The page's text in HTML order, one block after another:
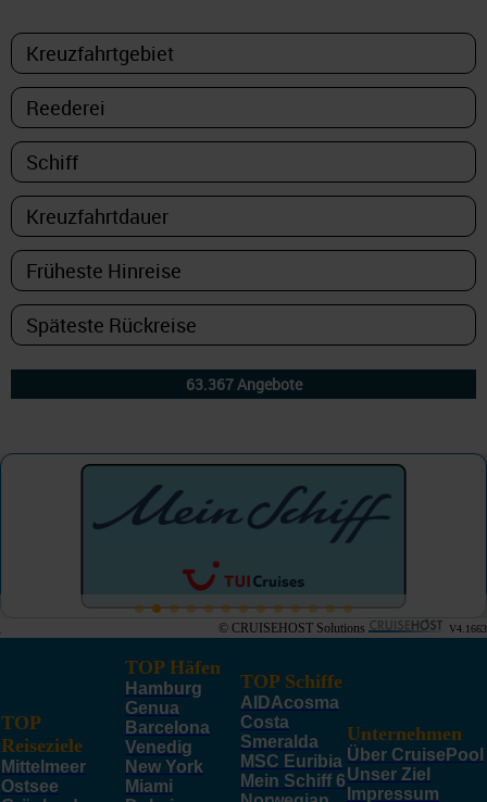
© CRUISEHOST Solutions V4.1663
TOP
Reiseziele
Mittelmeer
Ostsee
TOP Häfen
Hamburg
Genua
Barcelona
Venedig
New York
Miami
TOP Schiffe
AIDAcosma
Costa
Smeralda
MSC Euribia
Mein Schiff 6
Unternehmen
Über CruisePool
Unser Ziel
Impressum